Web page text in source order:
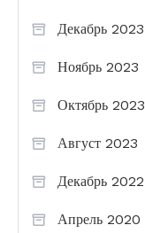
Декабрь 2023
Ноябрь 2023
Октябрь 2023
Август 2023
Декабрь 2022
Апрель 2020